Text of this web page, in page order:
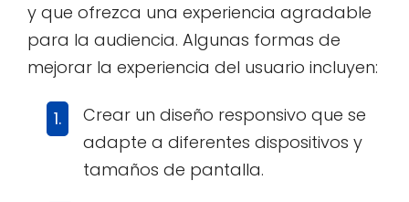
y que ofrezca una experiencia agradable
para la audiencia. Algunas formas de
mejorar la experiencia del usuario incluyen:
Crear un diseño responsivo que se
adapte a diferentes dispositivos y
tamaños de pantalla.